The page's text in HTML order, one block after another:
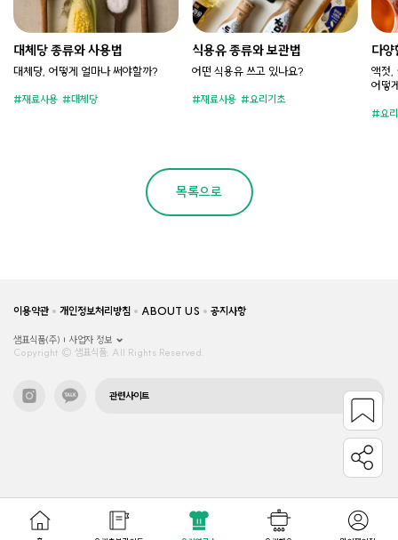
대체당 종류와 사용법
대체당, 어떻게 얼마나 써야할까?
재료사용 대체당
식용유 종류와 보관법
어떤 식용유 쓰고 있나요?​
재료사용 요리기초
다양
법
액젓,
어떻
요
목록으로
이용약관 개인정보처리방침 ABOUT US 공지사항
샘표식품(주)
사업자 정보
Copyright © 샘표식품, All Rights Reserved.
관련사이트